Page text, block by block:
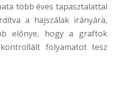
több éves tapasztalattal
a hajszálak irányára,
előnye, hogy a graftok
folyamatot tesz